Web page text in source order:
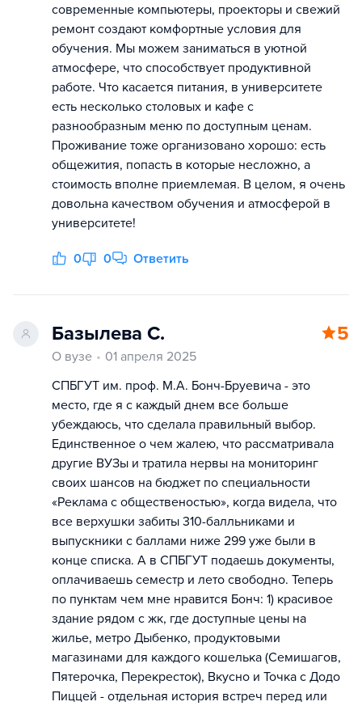
современные компьютеры, проекторы и свежий
ремонт создают комфортные условия для
обучения. Мы можем заниматься в уютной
атмосфере, что способствует продуктивной
работе. Что касается питания, в университете
есть несколько столовых и кафе с
разнообразным меню по доступным ценам.
Проживание тоже организовано хорошо: есть
общежития, попасть в которые несложно, а
стоимость вполне приемлемая. В целом, я очень
довольна качеством обучения и атмосферой в
университете!
0 0 Ответить
Базылева С. 5
О вузе
01 апреля 2025
СПБГУТ им. проф. М.А. Бонч-Бруевича - это
место, где я с каждый днем все больше
убеждаюсь, что сделала правильный выбор.
Единственное о чем жалею, что рассматривала
другие ВУЗы и тратила нервы на мониторинг
своих шансов на бюджет по специальности
«Реклама с общественостью», когда видела, что
все верхушки забиты 310-балльниками и
выпускники с баллами ниже 299 уже были в
конце списка. А в СПБГУТ подаешь документы,
оплачиваешь семестр и лето свободно. Теперь
по пунктам чем мне нравится Бонч: 1) красивое
здание рядом с жк, где доступные цены на
жилье, метро Дыбенко, продуктовыми
магазинами для каждого кошелька (Семишагов,
Пятерочка, Перекресток), Вкусно и Точка с Додо
Пиццей - отдельная история встреч перед или